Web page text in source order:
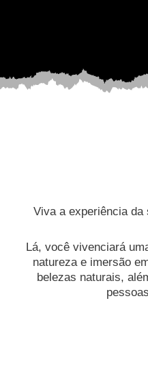
Viva a experiência da
Lá, você vivenciará
natureza e imersão
belezas naturais,